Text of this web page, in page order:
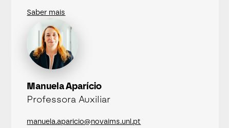
Saber mais
Manuela Aparício
Professora Auxiliar
manuela.aparicio@novaims.unl.pt